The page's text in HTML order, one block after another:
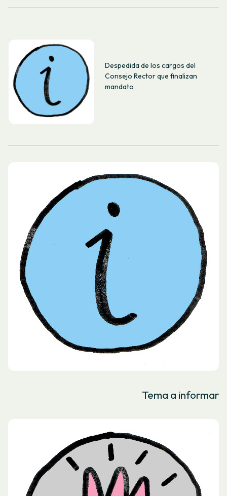
Despedida de los cargos del
Consejo Rector que finalizan
mandato
Tema a informar